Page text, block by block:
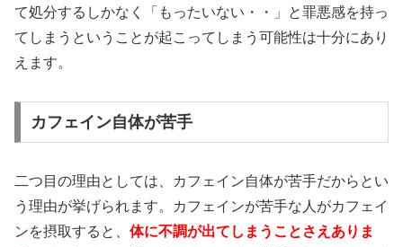
て処分するしかなく「もったいない・・」と罪悪感を持っ
てしまうということが起こってしまう可能性は十分にあり
えます。
カフェイン自体が苦手
二つ目の理由としては、カフェイン自体が苦手だからとい
う理由が挙げられます。カフェインが苦手な人がカフェイ
ンを摂取すると、 体に不調が出てしまうことさえありま